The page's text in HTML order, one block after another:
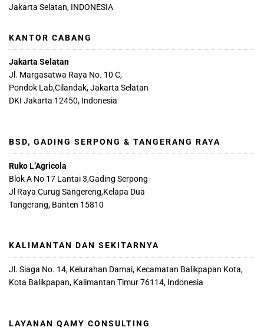
Jakarta Selatan, INDONESIA
KANTOR CABANG
Jakarta Selatan
Jl. Margasatwa Raya No. 10 C,
Pondok Lab,Cilandak, Jakarta Selatan
DKI Jakarta 12450, Indonesia
BSD, GADING SERPONG & TANGERANG RAYA
Ruko L’Agricola
Blok A No 17 Lantai 3,Gading Serpong
Jl Raya Curug Sangereng,Kelapa Dua
Tangerang, Banten 15810
KALIMANTAN DAN SEKITARNYA
Jl. Siaga No. 14, Kelurahan Damai, Kecamatan Balikpapan Kota,
Kota Balikpapan, Kalimantan Timur 76114, Indonesia
LAYANAN QAMY CONSULTING